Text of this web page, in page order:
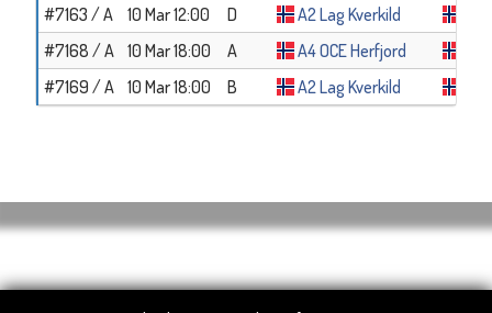
#7163 / A
10 Mar 12:00 D A2 Lag Kverkild
#7168 / A 10 Mar 18:00 A A4 OCE Herfjord
#7169 / A 10 Mar 18:00 B A2 Lag Kverkild